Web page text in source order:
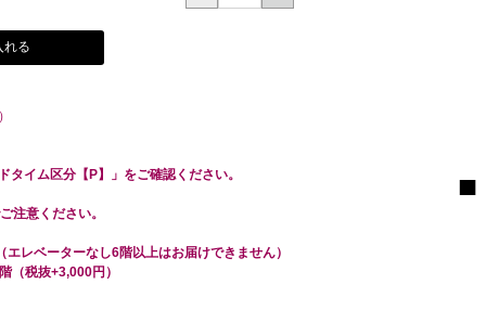
れる
イム区分【P】」をご確認ください。
注意ください。
レベーターなし6階以上はお届けできません）
（税抜+3,000円）